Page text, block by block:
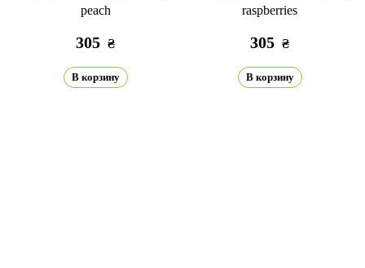
peach
305 ₴
В корзину
raspberries
305 ₴
В корзину